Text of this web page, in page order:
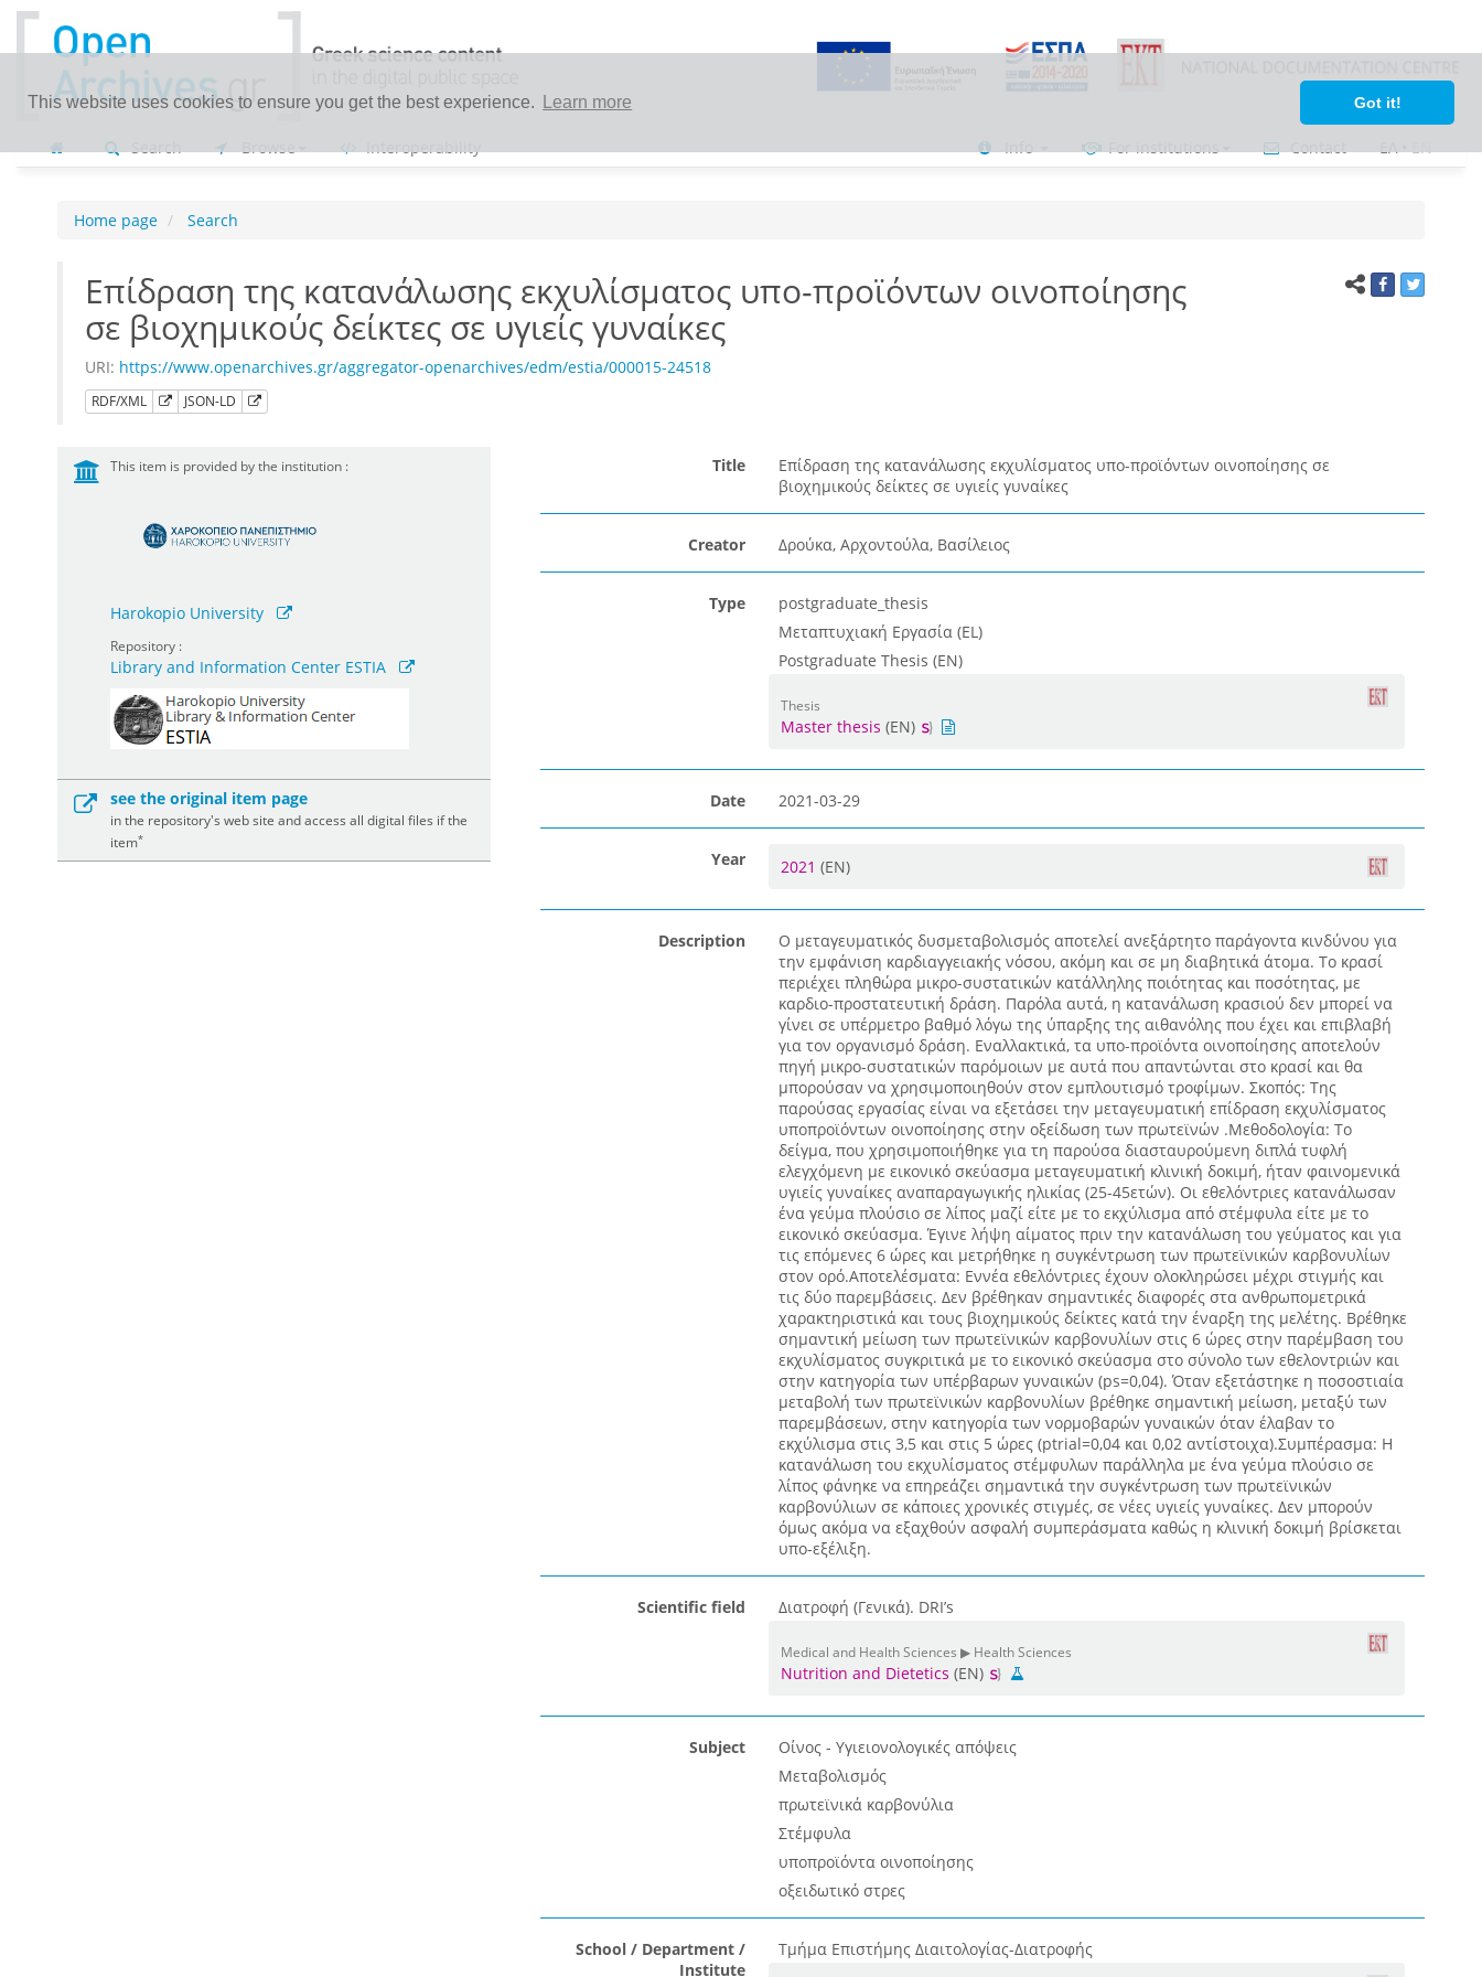
This website uses cookies to ensure you get the best experience. Learn more Got it!
Search Browse Interoperability Info For institutions Contact ΕΛ•ΕΝ
Home page Search
Eπίδραση της κατανάλωσης εκχυλίσματος υπο-προϊόντων οινοποίησης
σε βιοχημικούς δείκτες σε υγιείς γυναίκες
URI: https://www.openarchives.gr/aggregator-openarchives/edm/estia/000015-24518
RDF/XML JSON-LD
This item is provided by the institution :
Harokopio University
Repository :
Library and Information Center ESTIA
see the original item page
in the repository's web site and access all digital files if the
item*
Title
Eπίδραση της κατανάλωσης εκχυλίσματος υπο-προϊόντων οινοποίησης σε
βιοχημικούς δείκτες σε υγιείς γυναίκες
Creator Δρούκα, Αρχοντούλα, Βασίλειος
Type
postgraduate_thesis
Μεταπτυχιακή Εργασία (EL)
Postgraduate Thesis (EN)
Thesis
Master thesis (EN)
Date 2021-03-29
Year 2021 (EN)
Description
Ο μεταγευματικός δυσμεταβολισμός αποτελεί ανεξάρτητο παράγοντα κινδύνου για
την εμφάνιση καρδιαγγειακής νόσου, ακόμη και σε μη διαβητικά άτομα. Το κρασί
περιέχει πληθώρα μικρο-συστατικών κατάλληλης ποιότητας και ποσότητας, με
καρδιο-προστατευτική δράση. Παρόλα αυτά, η κατανάλωση κρασιού δεν μπορεί να
γίνει σε υπέρμετρο βαθμό λόγω της ύπαρξης της αιθανόλης που έχει και επιβλαβή
για τον οργανισμό δράση. Εναλλακτικά, τα υπο-προϊόντα οινοποίησης αποτελούν
πηγή μικρο-συστατικών παρόμοιων με αυτά που απαντώνται στο κρασί και θα
μπορούσαν να χρησιμοποιηθούν στον εμπλουτισμό τροφίμων. Σκοπός: Της
παρούσας εργασίας είναι να εξετάσει την μεταγευματική επίδραση εκχυλίσματος
υποπροϊόντων οινοποίησης στην οξείδωση των πρωτεϊνών .Μεθοδολογία: Το
δείγμα, που χρησιμοποιήθηκε για τη παρούσα διασταυρούμενη διπλά τυφλή
ελεγχόμενη με εικονικό σκεύασμα μεταγευματική κλινική δοκιμή, ήταν φαινομενικά
υγιείς γυναίκες αναπαραγωγικής ηλικίας (25-45ετών). Οι εθελόντριες κατανάλωσαν
ένα γεύμα πλούσιο σε λίπος μαζί είτε με το εκχύλισμα από στέμφυλα είτε με το
εικονικό σκεύασμα. Έγινε λήψη αίματος πριν την κατανάλωση του γεύματος και για
τις επόμενες 6 ώρες και μετρήθηκε η συγκέντρωση των πρωτεϊνικών καρβονυλίων
στον ορό.Αποτελέσματα: Εννέα εθελόντριες έχουν ολοκληρώσει μέχρι στιγμής και
τις δύο παρεμβάσεις. Δεν βρέθηκαν σημαντικές διαφορές στα ανθρωπομετρικά
χαρακτηριστικά και τους βιοχημικούς δείκτες κατά την έναρξη της μελέτης. Βρέθηκε
σημαντική μείωση των πρωτεϊνικών καρβονυλίων στις 6 ώρες στην παρέμβαση του
εκχυλίσματος συγκριτικά με το εικονικό σκεύασμα στο σύνολο των εθελοντριών και
στην κατηγορία των υπέρβαρων γυναικών (ps=0,04). Όταν εξετάστηκε η ποσοστιαία
μεταβολή των πρωτεϊνικών καρβονυλίων βρέθηκε σημαντική μείωση, μεταξύ των
παρεμβάσεων, στην κατηγορία των νορμοβαρών γυναικών όταν έλαβαν το
εκχύλισμα στις 3,5 και στις 5 ώρες (ptrial=0,04 και 0,02 αντίστοιχα).Συμπέρασμα: Η
κατανάλωση του εκχυλίσματος στέμφυλων παράλληλα με ένα γεύμα πλούσιο σε
λίπος φάνηκε να επηρεάζει σημαντικά την συγκέντρωση των πρωτεϊνικών
καρβονύλιων σε κάποιες χρονικές στιγμές, σε νέες υγιείς γυναίκες. Δεν μπορούν
όμως ακόμα να εξαχθούν ασφαλή συμπεράσματα καθώς η κλινική δοκιμή βρίσκεται
υπο-εξέλιξη.
Scientific field Διατροφή (Γενικά). DRI’s
Medical and Health Sciences ▶ Health Sciences
Nutrition and Dietetics (EN)
Subject
Οίνος - Υγιειονολογικές απόψεις
Μεταβολισμός
πρωτεϊνικά καρβονύλια
Στέμφυλα
υποπροϊόντα οινοποίησης
οξειδωτικό στρες
School / Department /
Institute
Τμήμα Επιστήμης Διαιτολογίας-Διατροφής